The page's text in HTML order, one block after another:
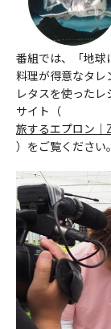
番組では、「地球
料理が得意なタレ
レタスを使った
サイト（
旅するエプロン｜
）をご覧ください。